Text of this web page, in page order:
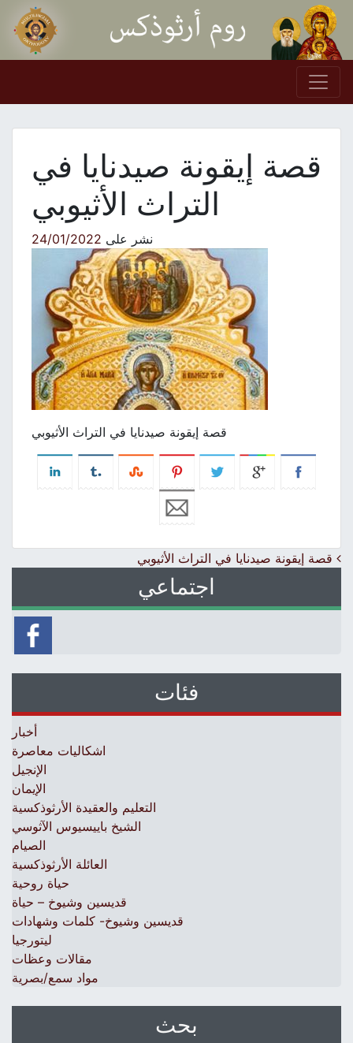
Skip to content
Main Navigation
قصة إيقونة صيدنايا في
التراث الأثيوبي
نشر على24/01/2022
قصة إيقونة صيدنايا في التراث الأثيوبي
Post navigation
قصة إيقونة صيدنايا في التراث الأثيوبي
اجتماعي
فئات
أخبار
اشكاليات معاصرة
الإنجيل
الإيمان
التعليم والعقيدة الأرثوذكسية
الشيخ باييسيوس الآثوسي
الصيام
العائلة الأرثوذكسية
حياة روحية
قديسين وشيوخ – حياة
قديسين وشيوخ- كلمات وشهادات
ليتورجيا
مقالات وعظات
مواد سمع/بصرية
بحث